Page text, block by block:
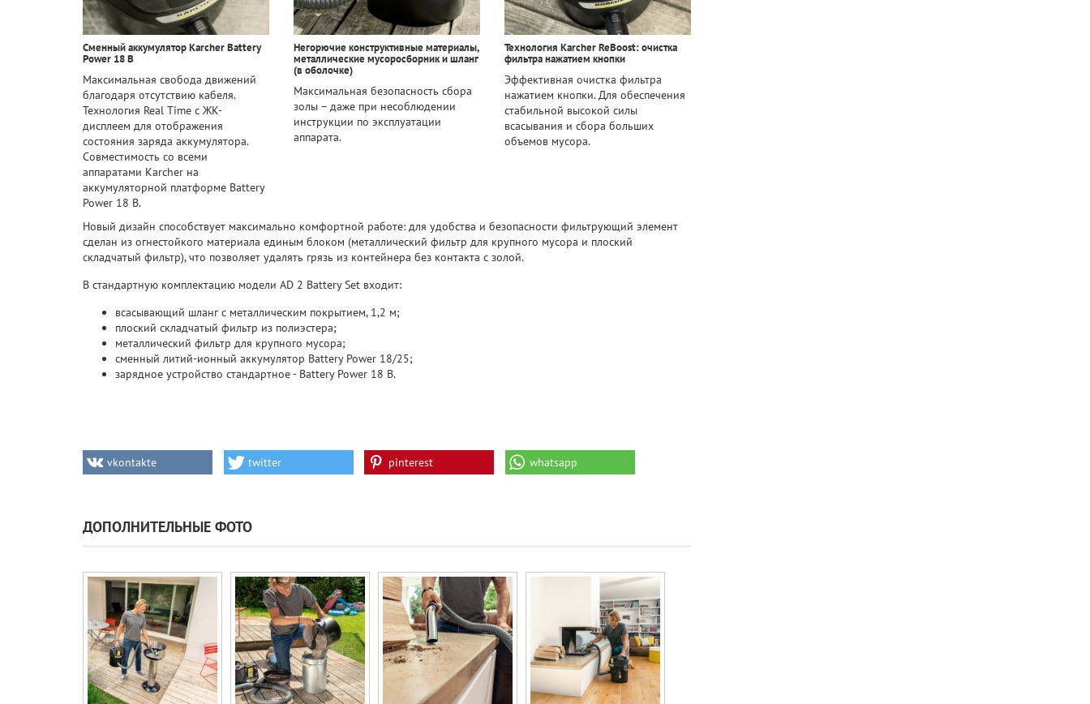
Сменный аккумулятор Karcher Battery
Power 18 В
Максимальная свобода движений
благодаря отсутствию кабеля.
Технология Real Time с ЖК-
дисплеем для отображения
состояния заряда аккумулятора.
Совместимость со всеми
аппаратами Karcher на
аккумуляторной платформе Battery
Power 18 В.
Негорючие конструктивные материалы,
металлические мусоросборник и шланг
(в оболочке)
Максимальная безопасность сбора
золы – даже при несоблюдении
инструкции по эксплуатации
аппарата.
Технология Karcher ReBoost: очистка
фильтра нажатием кнопки
Эффективная очистка фильтра
нажатием кнопки. Для обеспечения
стабильной высокой силы
всасывания и сбора больших
объемов мусора.
Новый дизайн способствует максимально комфортной работе: для удобства и безопасности фильтрующий элемент
сделан из огнестойкого материала единым блоком (металлический фильтр для крупного мусора и плоский
складчатый фильтр), что позволяет удалять грязь из контейнера без контакта с золой.
В стандартную комплектацию модели AD 2 Battery Set входит:
всасывающий шланг с металлическим покрытием, 1,2 м;
плоский складчатый фильтр из полиэстера;
металлический фильтр для крупного мусора;
сменный литий-ионный аккумулятор Battery Power 18/25;
зарядное устройство стандартное - Battery Power 18 В.
vkontakte twitter pinterest whatsapp
ДОПОЛНИТЕЛЬНЫЕ ФОТО